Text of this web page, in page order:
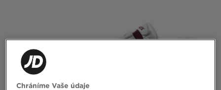
Chráníme Vaše údaje